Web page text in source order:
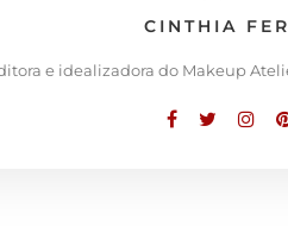
CINTHIA
e idealizadora do Makeup